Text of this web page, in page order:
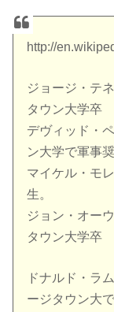
http://
ジョージ・テ
タウン大学卒
デヴィッド・
ン大学で軍事
マイケル・モ
生。
ジョン・オー
タウン大学卒
ドナルド・ラ
ージタウン大